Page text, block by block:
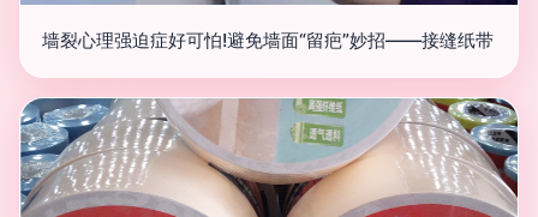
墙裂心理强迫症好可怕!避免墙面“留疤”妙招——接缝纸带